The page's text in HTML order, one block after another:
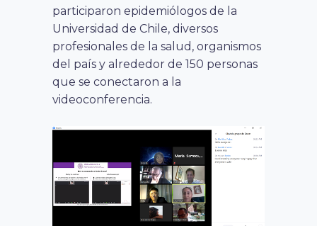
participaron epidemiólogos de la
Universidad de Chile, diversos
profesionales de la salud, organismos
del país y alrededor de 150 personas
que se conectaron a la
videoconferencia.